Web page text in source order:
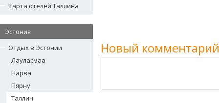
Карта отелей Таллина
Эстония
Отдых в Эстонии
Лауласмаа
Нарва
Пярну
Таллин
Новый